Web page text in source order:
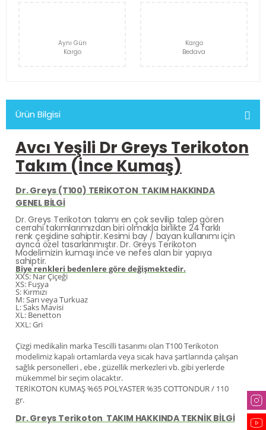
Aynı Gün
Kargo
Kargo
Bedava
Ürün Bilgisi
Avcı Yeşili Dr Greys Terikoton
Takım (İnce Kumaş)
Dr. Greys (T100) TERİKOTON TAKIM HAKKINDA
GENEL BİLGİ
Dr. Greys Terikoton takımı en çok sevilip talep gören
cerrahi takımlarımızdan biri olmakla birlikte 24 farklı
renk çeşidine sahiptir. Kesimi bay / bayan kullanımı için
ayrıca özel tasarlanmıştır. Dr. Greys Terikoton
Modelimizin kumaşı ince ve nefes alan bir yapıya
sahiptir.
Biye renkleri bedenlere göre değişmektedir.
XXS: Nar Çiçeği
XS: Fuşya
S: Kırmızı
M: Sarı veya Turkuaz
L: Saks Mavisi
XL: Benetton
XXL: Gri
Çizgi medikalin marka Tescilli tasarımı olan T100 Terikoton
modelimiz kapalı ortamlarda veya sıcak hava şartlarında çalışan
sağlık personelleri , ebe , güzellik merkezleri vb. gibi yerlerde
mükemmel bir seçim olacaktır.
TERİKOTON KUMAŞ %65 POLYASTER %35 COTTONDUR / 110
gr.
Dr. Greys Terikoton TAKIM HAKKINDA TEKNİK BİLGİ